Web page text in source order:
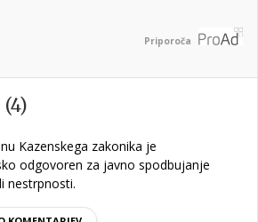
Priporoča
(4)
Kazenskega zakonika je
odgovoren za javno spodbujanje
nestrpnosti.